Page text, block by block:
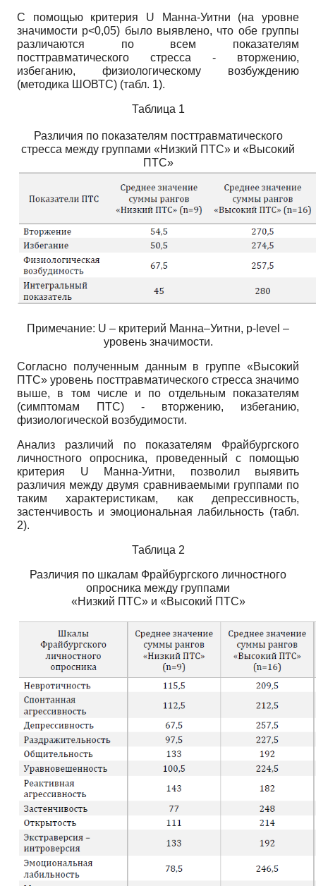
С помощью критерия U
Манна-Уитни (на уровне
значимости р<0,05) было выявлено, что обе группы
различаются по всем показателям
посттравматического стресса - вторжению,
избеганию, физиологическому возбуждению
(методика ШОВТС) (табл. 1).
Таблица 1
Различия по показателям посттравматического
стресса между группами «Низкий ПТС» и «Высокий
ПТС»
Примечание: U – критерий Манна–Уитни, p-level –
уровень значимости.
Согласно полученным данным в группе «Высокий
ПТС» уровень посттравматического стресса значимо
выше, в том числе и по отдельным показателям
(симптомам ПТС) - вторжению, избеганию,
физиологической возбудимости.
Анализ различий по показателям Фрайбургского
личностного опросника, проведенный с помощью
критерия U
Манна-Уитни, позволил выявить
различия между двумя сравниваемыми группами по
таким характеристикам, как депрессивность,
застенчивость и эмоциональная лабильность (табл.
2).
Таблица 2
Различия по шкалам Фрайбургского личностного
опросника между группами
«Низкий ПТС» и «Высокий ПТС»